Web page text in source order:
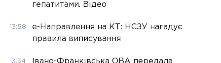
гепатитами. Відео
13:58
е-Направлення на КТ: НСЗУ нагадує
правила виписування
13:34
Івано-Франківська ОВА передала